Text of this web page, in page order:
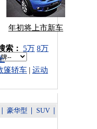
年初将上市新车
：
索： 5万 8万
篷轿车 | 运动
豪华型 SUV